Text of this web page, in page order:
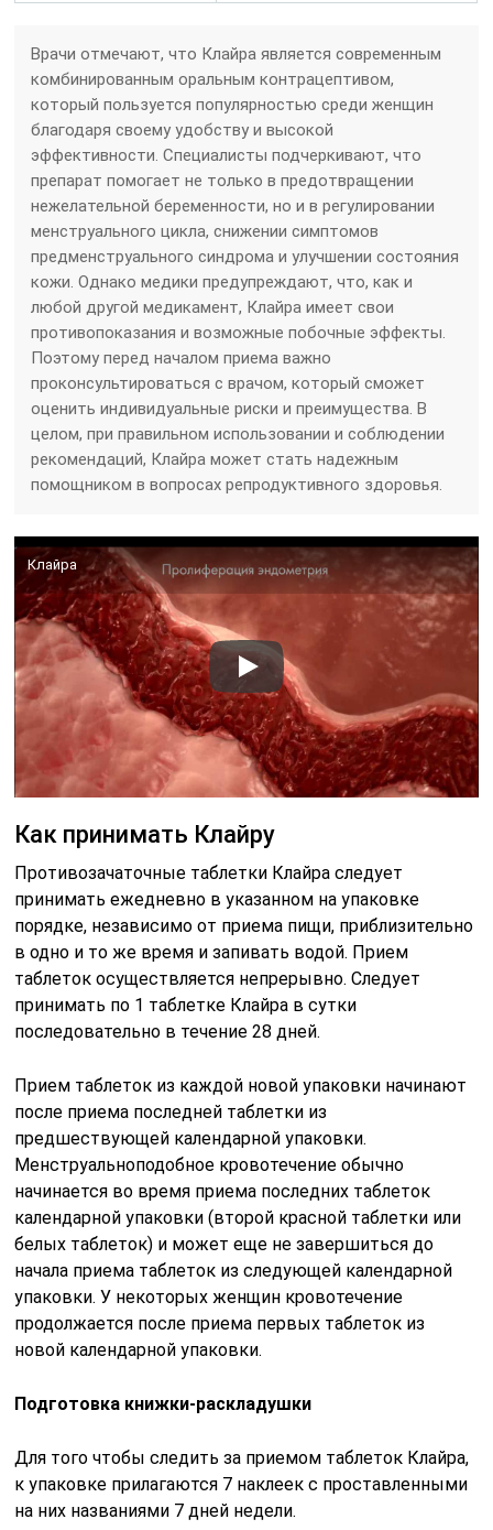
Врачи отмечают, что Клайра является современным
комбинированным оральным контрацептивом,
который пользуется популярностью среди женщин
благодаря своему удобству и высокой
эффективности. Специалисты подчеркивают, что
препарат помогает не только в предотвращении
нежелательной беременности, но и в регулировании
менструального цикла, снижении симптомов
предменструального синдрома и улучшении состояния
кожи. Однако медики предупреждают, что, как и
любой другой медикамент, Клайра имеет свои
противопоказания и возможные побочные эффекты.
Поэтому перед началом приема важно
проконсультироваться с врачом, который сможет
оценить индивидуальные риски и преимущества. В
целом, при правильном использовании и соблюдении
рекомендаций, Клайра может стать надежным
помощником в вопросах репродуктивного здоровья.
Клайра
Как принимать Клайру
Противозачаточные таблетки Клайра следует
принимать ежедневно в указанном на упаковке
порядке, независимо от приема пищи, приблизительно
в одно и то же время и запивать водой. Прием
таблеток осуществляется непрерывно. Следует
принимать по 1 таблетке Клайра в сутки
последовательно в течение 28 дней.
Прием таблеток из каждой новой упаковки начинают
после приема последней таблетки из
предшествующей календарной упаковки.
Менструальноподобное кровотечение обычно
начинается во время приема последних таблеток
календарной упаковки (второй красной таблетки или
белых таблеток) и может еще не завершиться до
начала приема таблеток из следующей календарной
упаковки. У некоторых женщин кровотечение
продолжается после приема первых таблеток из
новой календарной упаковки.
Подготовка книжки-раскладушки
Для того чтобы следить за приемом таблеток Клайра,
к упаковке прилагаются 7 наклеек с проставленными
на них названиями 7 дней недели.